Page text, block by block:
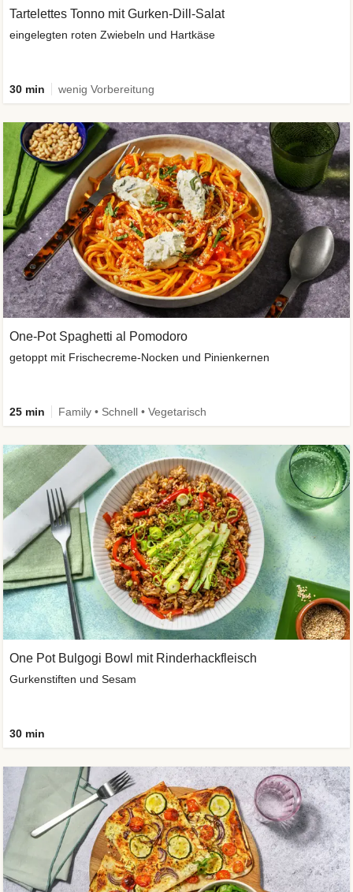
Tartelettes Tonno mit Gurken-Dill-Salat
eingelegten roten Zwiebeln und Hartkäse
30 min wenig Vorbereitung
One-Pot Spaghetti al Pomodoro
getoppt mit Frischecreme-Nocken und Pinienkernen
25 min Family • Schnell • Vegetarisch
One Pot Bulgogi Bowl mit Rinderhackfleisch
Gurkenstiften und Sesam
30 min